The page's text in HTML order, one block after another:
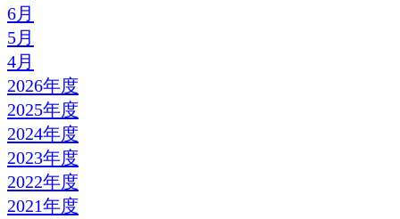
6月
5月
4月
2026年度
2025年度
2024年度
2023年度
2022年度
2021年度